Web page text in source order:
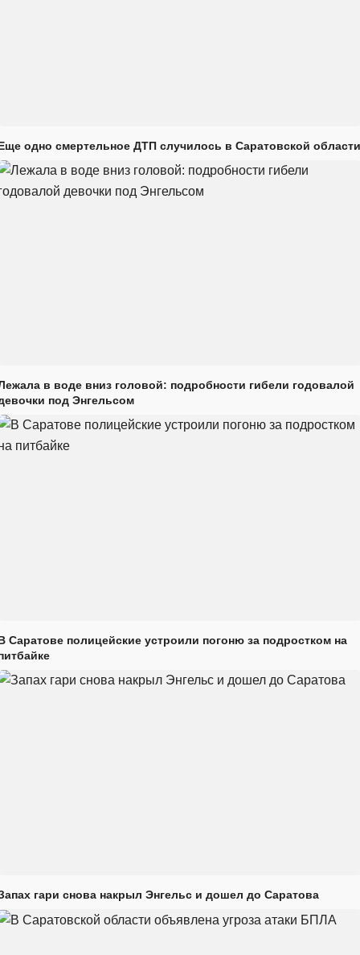
одно смертельное ДТП случилось в Саратовской области
в воде вниз головой: подробности гибели годовалой
под Энгельсом
Саратове полицейские устроили погоню за подростком на
гари снова накрыл Энгельс и дошел до Саратова